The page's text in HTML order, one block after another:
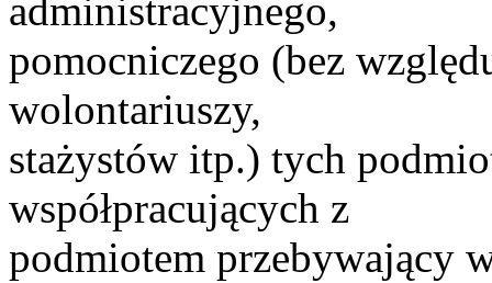
administracyjnego,
pomocniczego (bez
wolontariuszy,
stażystów itp.) tych
współpracujących z
podmiotem przebywający